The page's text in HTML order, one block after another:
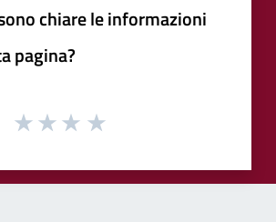
chiare le informazioni
pagina?